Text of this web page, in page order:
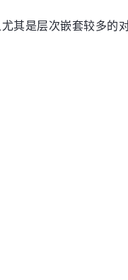
其是层次嵌套较多的